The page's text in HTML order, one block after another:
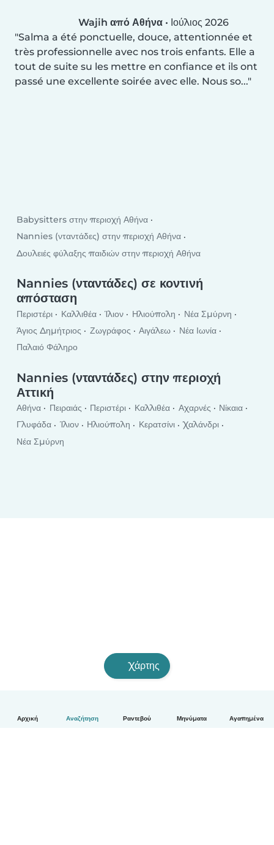
Αρχική Αναζήτηση Ραντεβού Μηνύματα Αγαπημένα
Wajih από Αθήνα • Ιούλιος 2026
Salma a été ponctuelle, douce, attentionnée et
très professionnelle avec nos trois enfants. Elle a
tout de suite su les mettre en confiance et ils ont
passé une excellente soirée avec elle. Nous so...
Babysitters στην περιοχή Αθήνα
Nannies (νταντάδες) στην περιοχή Αθήνα
Δουλειές φύλαξης παιδιών στην περιοχή Αθήνα
Nannies (νταντάδες) σε κοντινή
απόσταση
Περιστέρι Καλλιθέα Ίλιον Ηλιούπολη
Νέα Σμύρνη
Άγιος Δημήτριος
Ζωγράφος Αιγάλεω
Νέα Ιωνία
Παλαιό Φάληρο
Nannies (νταντάδες) στην περιοχή
Αττική
Αθήνα Πειραιάς Περιστέρι Καλλιθέα Αχαρνές
Νίκαια
Γλυφάδα
Ίλιον Ηλιούπολη Κερατσίνι
Χαλάνδρι
Νέα Σμύρνη
Χάρτης